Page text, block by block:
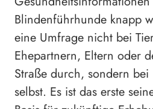
Blindenführhunde knapp
eine Umfrage nicht bei
Ehepartnern, Eltern oder
Straße durch, sondern
selbst. Es ist das erste